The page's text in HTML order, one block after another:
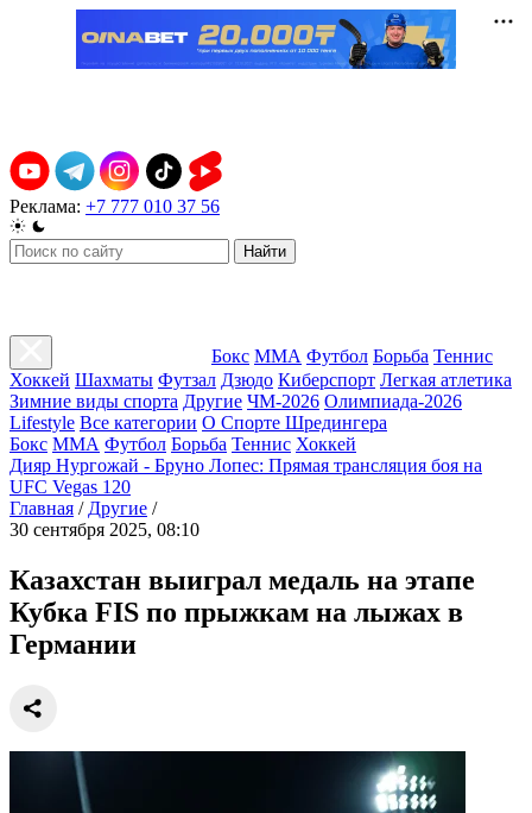
Реклама: +7 777 010 37 56
Найти
Бокс ММА Футбол Борьба Теннис
Хоккей Шахматы Футзал Дзюдо Киберспорт Легкая атлетика
Зимние виды спорта Другие ЧМ-2026 Олимпиада-2026
Lifestyle Все категории О Спорте Шредингера
Бокс ММА Футбол Борьба Теннис Хоккей
Дияр Нургожай - Бруно Лопес: Прямая трансляция боя на
UFC Vegas 120
Главная / Другие /
30 сентября 2025, 08:10
Казахстан выиграл медаль на этапе
Кубка FIS по прыжкам на лыжах в
Германии